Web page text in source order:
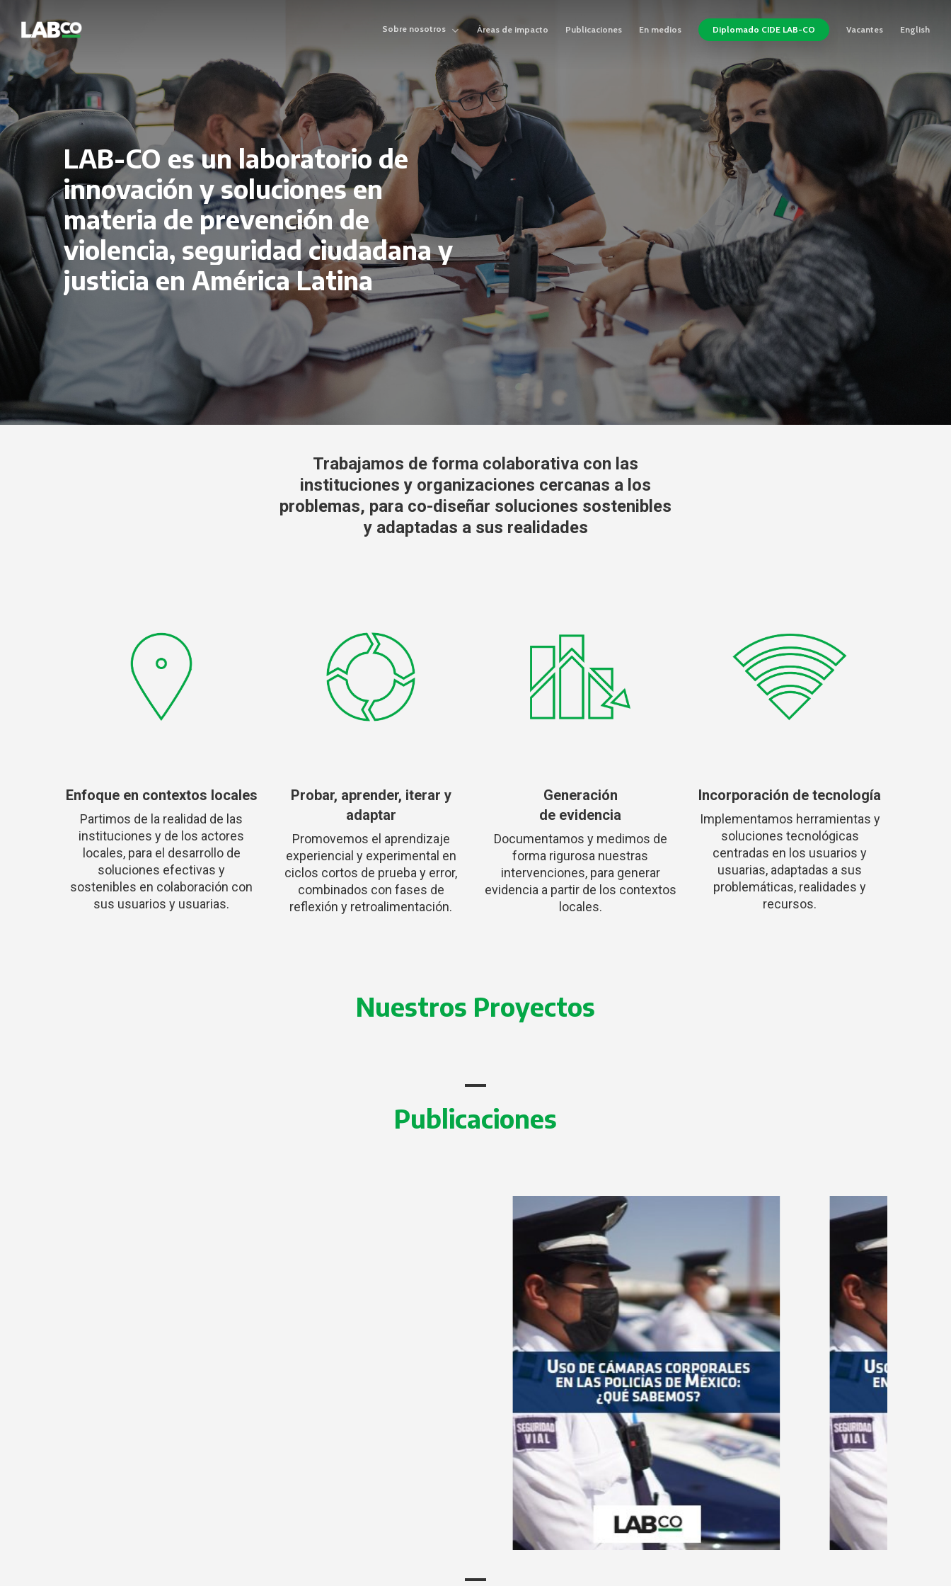
main
content
Sobre nosotros Áreas de impacto Publicaciones En medios Diplomado CIDE LAB-CO Vacantes English
LAB-CO es un laboratorio de
innovación y soluciones en
materia de prevención de
violencia, seguridad ciudadana y
justicia en América Latina
Trabajamos de forma colaborativa con las
instituciones y organizaciones cercanas a los
problemas, para co-diseñar soluciones sostenibles
y adaptadas a sus realidades
Enfoque en contextos locales
Partimos de la realidad de las
instituciones y de los actores
locales, para el desarrollo de
soluciones efectivas y
sostenibles en colaboración con
sus usuarios y usuarias.
Probar, aprender, iterar y
adaptar
Promovemos el aprendizaje
experiencial y experimental en
ciclos cortos de prueba y error,
combinados con fases de
reflexión y retroalimentación.
Generación
de evidencia
Documentamos y medimos de
forma rigurosa nuestras
intervenciones, para generar
evidencia a partir de los contextos
locales.
Incorporación de tecnología
Implementamos herramientas y
soluciones tecnológicas
centradas en los usuarios y
usuarias, adaptadas a sus
problemáticas, realidades y
recursos.
Nuestros Proyectos
Publicaciones